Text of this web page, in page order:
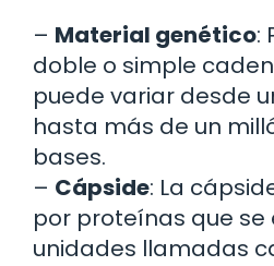
– Material genético:
doble o simple
puede variar desde
hasta más de un
bases.
– Cápside: La
por proteínas que
unidades llamadas